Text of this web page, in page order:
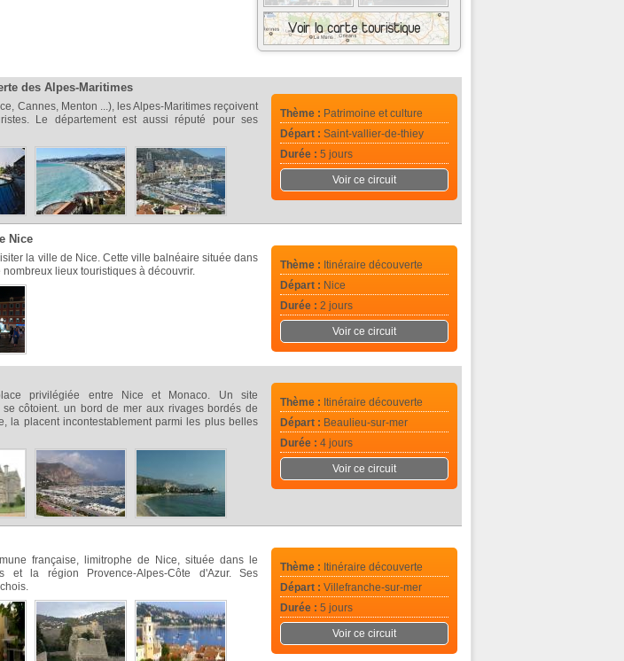
des Alpes-Maritimes
Thème : Patrimoine et culture
Départ : Saint-vallier-de-thiey
Durée : 5 jours
Voir ce circuit
Cannes, Menton ...), les Alpes-Maritimes reçoivent
Le département est aussi réputé pour ses
Nice
Thème : Itinéraire découverte
Départ : Nice
Durée : 2 jours
Voir ce circuit
la ville de Nice. Cette ville balnéaire située dans
lieux touristiques à découvrir.
Thème : Itinéraire découverte
Départ : Beaulieu-sur-mer
Durée : 4 jours
Voir ce circuit
privilégiée entre Nice et Monaco. Un site
côtoient. un bord de mer aux rivages bordés de
la placent incontestablement parmi les plus belles
Thème : Itinéraire découverte
Départ : Villefranche-sur-mer
Durée : 5 jours
Voir ce circuit
française, limitrophe de Nice, située dans le
et la région Provence-Alpes-Côte d'Azur. Ses